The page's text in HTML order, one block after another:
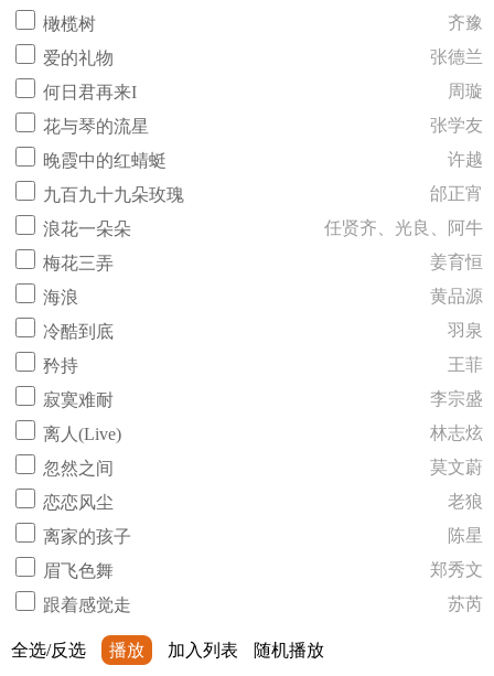
橄榄树
齐豫
爱的礼物
张德兰
何日君再来I
周璇
花与琴的流星
张学友
晚霞中的红蜻蜓
许越
九百九十九朵玫瑰
邰正宵
浪花一朵朵
任贤齐、光良、阿牛
梅花三弄
姜育恒
海浪
黄品源
冷酷到底
羽泉
矜持
王菲
寂寞难耐
李宗盛
离人(Live)
林志炫
忽然之间
莫文蔚
恋恋风尘
老狼
离家的孩子
陈星
眉飞色舞
郑秀文
跟着感觉走
苏芮
全选/反选 播放 加入列表 随机播放